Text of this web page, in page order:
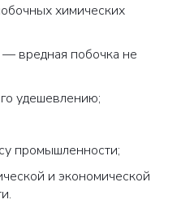
химических
— вредная побочка не
удешевлению;
промышленности;
и экономической